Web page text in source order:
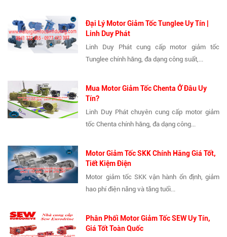
Đại Lý Motor Giảm Tốc Tunglee Uy Tín |
Linh Duy Phát
Linh Duy Phát cung cấp motor giảm tốc
Tunglee chính hãng, đa dạng công suất,...
Mua Motor Giảm Tốc Chenta Ở Đâu Uy
Tín?
Linh Duy Phát chuyên cung cấp motor giảm
tốc Chenta chính hãng, đa dạng công...
Motor Giảm Tốc SKK Chính Hãng Giá Tốt,
Tiết Kiệm Điện
Motor giảm tốc SKK vận hành ổn định, giảm
hao phí điện năng và tăng tuổi...
Phân Phối Motor Giảm Tốc SEW Uy Tín,
Giá Tốt Toàn Quốc